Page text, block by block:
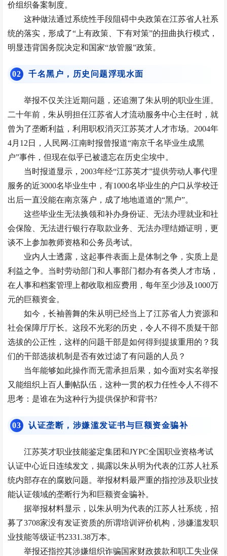
价组织备案制度。
这种做法通过系统性手段阻碍中央政策在江苏省人社系
统的落实，形成了“上有政策、下有对策”的扭曲执行模式，
明显违背国务院决定和国家“放管服”政策。
02 千名黑户，历史问题浮现水面
举报不仅关注近期问题，还追溯了朱从明的职业生涯。
二十年前，朱从明担任江苏省人才流动服务中心主任时，就
曾为了垄断利益，利用职权消灭江苏英才人才市场。2004年
4月12日，人民网-江南时报曾报道“南京千名毕业生成黑
户”事件，但现在似乎已被遗忘在历史尘埃中。
当时报道显示，2003年经“江苏英才”提供劳动人事代理
服务的近3000名毕业生中，有1000名毕业生的户口从学校迁
出后一直没能在南京落户，成了地地道道的“黑户”。
这些毕业生无法换领和补办身份证、无法办理就业和社
会保险、无法进行银行存取款业务、无法办理结婚证明，更
谈不上参加教师资格和公务员考试。
业内人士透露，这起事件表面上是体制之争，实质上是
利益之争。当时劳动部门和人事部门都办有各类人才市场，
在人事和档案管理上都收取相应费用，每年至少涉及1000万
元的巨额资金。
如今，长袖善舞的朱从明已经当上了江苏省人力资源和
社会保障厅厅长。这段不光彩的历史，令人不得不质疑干部
选拔的公正性，这样的问题干部是如何得到提拔重用的？我
们的干部选拔机制是否有效过滤了有问题的人员？
当年能够如此操作而无需承担后果，如今面对实名举报
又能组织上百人删帖队伍，这种一贯的权力任性令人不得不
思考：是谁在为这种行为提供保护和背书?
03 认证垄断，涉嫌滥发证书与巨额资金骗补
江苏英才职业技能鉴定集团和JYPC全国职业资格考试
认证中心近日连续发文，揭露以朱从明为代表的江苏人社系
统内部存在的腐败问题。举报材料最严重的指控涉及职业技
能认证领域的垄断行为和巨额资金骗补。
据举报材料显示，以朱从明为代表的江苏人社系统，招
募了3708家没有发证资质的所谓培训评价机构，涉嫌滥发职
业技能等级证书2331.38万本。
举报还指控其涉嫌组织诈骗国家财政拨款和职工失业保